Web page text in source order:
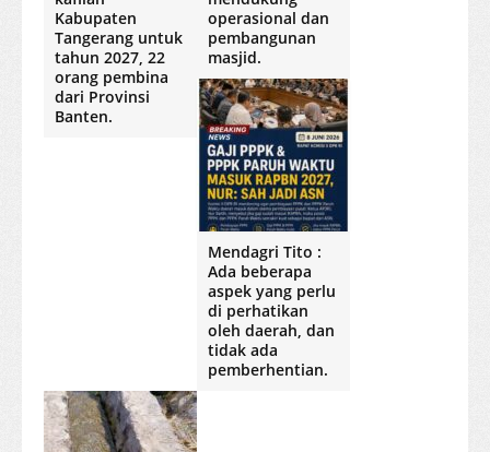
Kabupaten
Tangerang untuk
tahun 2027, 22
orang pembina
dari Provinsi
Banten.
operasional dan
pembangunan
masjid.
Mendagri Tito :
Ada beberapa
aspek yang perlu
di perhatikan
oleh daerah, dan
tidak ada
pemberhentian.